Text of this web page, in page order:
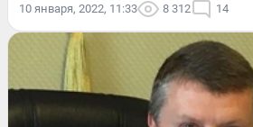
10 января, 2022, 11:33 8 312 14